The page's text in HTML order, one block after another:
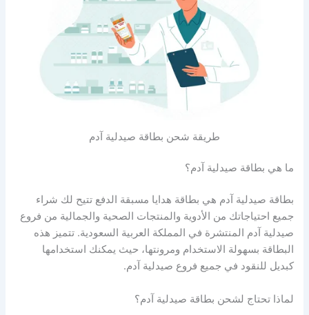
طريقة شحن بطاقة صيدلية آدم
ما هي بطاقة صيدلية آدم؟
بطاقة صيدلية آدم هي بطاقة هدايا مسبقة الدفع تتيح لك شراء
جميع احتياجاتك من الأدوية والمنتجات الصحية والجمالية من فروع
صيدلية آدم المنتشرة في المملكة العربية السعودية. تتميز هذه
البطاقة بسهولة الاستخدام ومرونتها، حيث يمكنك استخدامها
كبديل للنقود في جميع فروع صيدلية آدم.
لماذا تحتاج لشحن بطاقة صيدلية آدم؟